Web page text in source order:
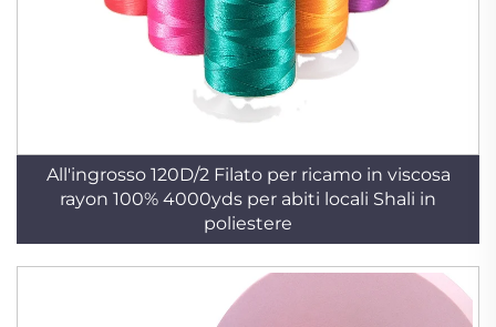
All'ingrosso 120D/2 Filato per ricamo in viscosa
rayon 100% 4000yds per abiti locali Shali in
poliestere